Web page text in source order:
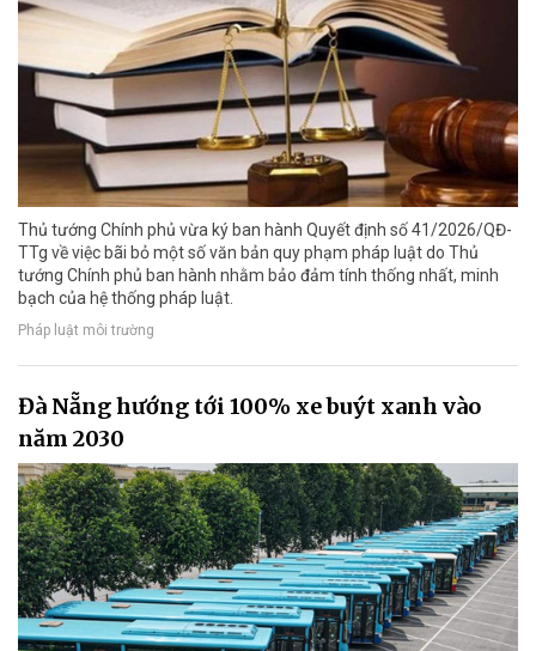
Thủ tướng Chính phủ vừa ký ban hành Quyết định số 41/2026/QĐ-
TTg về việc bãi bỏ một số văn bản quy phạm pháp luật do Thủ
tướng Chính phủ ban hành nhằm bảo đảm tính thống nhất, minh
bạch của hệ thống pháp luật.
Pháp luật môi trường
Đà Nẵng hướng tới 100% xe buýt xanh vào
năm 2030